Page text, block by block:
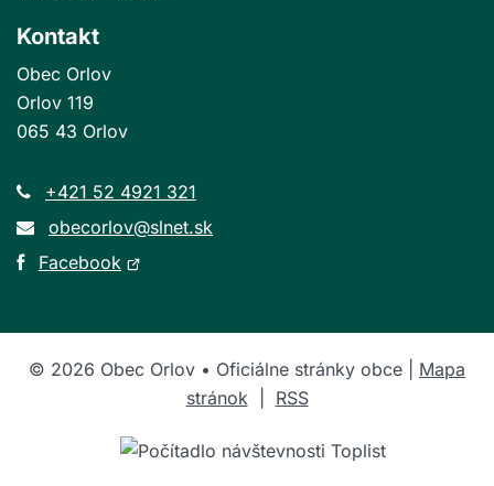
Kontakt
Obec Orlov
Orlov 119
065 43 Orlov
+421 52 4921 321
obecorlov@slnet.sk
Facebook Otvorí
okne
© 2026 Obec Orlov • Oficiálne stránky obce | Mapa
stránok| RSS